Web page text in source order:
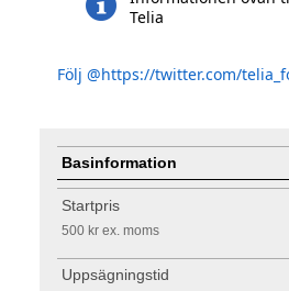
Telia
Följ @https://twitter.com/
Basinformation
Startpris
500 kr ex. moms
Uppsägningstid